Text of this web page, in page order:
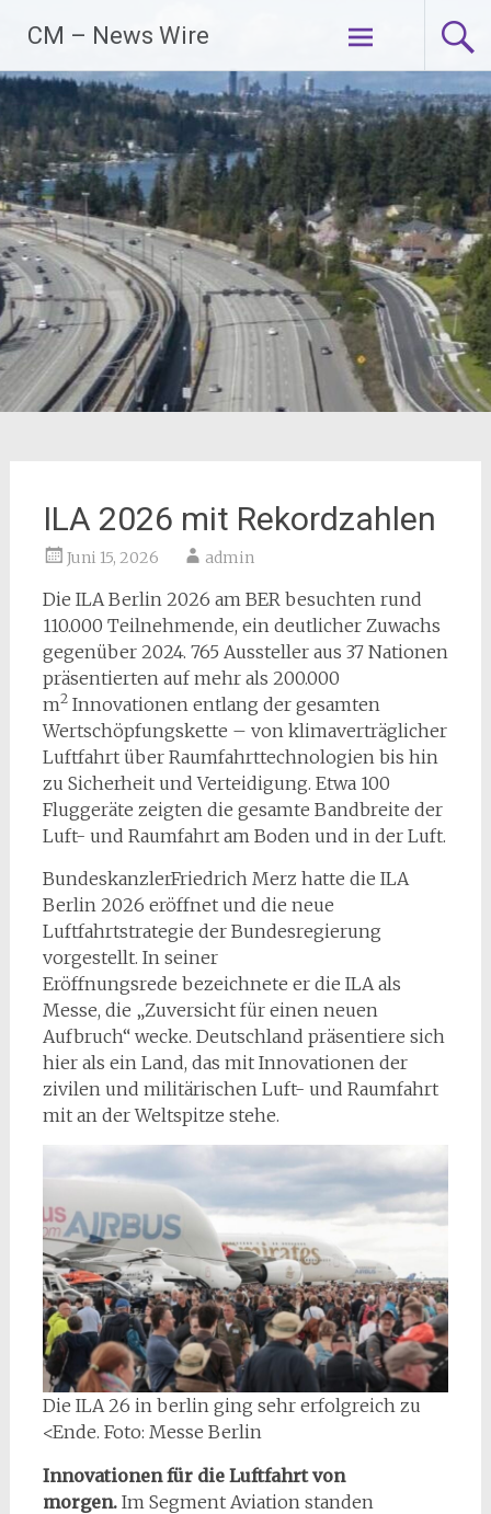
Inhalt
springen
CM – News Wire
ILA 2026 mit Rekordzahlen
Juni 15, 2026 admin
Die ILA Berlin 2026 am BER besuchten rund
110.000 Teilnehmende, ein deutlicher Zuwachs
gegenüber 2024. 765 Aussteller aus 37 Nationen
präsentierten auf mehr als 200.000
m2Innovationen entlang der gesamten
Wertschöpfungskette – von klimaverträglicher
Luftfahrt über Raumfahrttechnologien bis hin
zu Sicherheit und Verteidigung. Etwa 100
Fluggeräte zeigten die gesamte Bandbreite der
Luft- und Raumfahrt am Boden und in der Luft.
BundeskanzlerFriedrich Merz hatte die ILA
Berlin 2026 eröffnet und die neue
Luftfahrtstrategie der Bundesregierung
vorgestellt. In seiner
Eröffnungsrede bezeichnete er die ILA als
Messe, die „Zuversicht für einen neuen
Aufbruch“ wecke. Deutschland präsentiere sich
hier als ein Land, das mit Innovationen der
zivilen und militärischen Luft- und Raumfahrt
mit an der Weltspitze stehe.
Die ILA 26 in berlin ging sehr erfolgreich zu
<Ende. Foto: Messe Berlin
Innovationen für die Luftfahrt von
morgen. Im Segment Aviation standen